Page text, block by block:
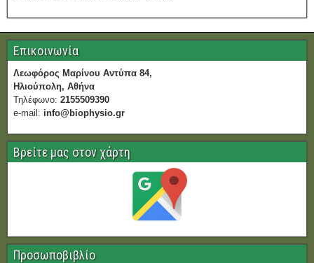
Επικοινωνία
Λεωφόρος Μαρίνου Αντύπα 84,
Ηλιούπολη, Αθήνα
Τηλέφωνο: 2155509390
e-mail: info@biophysio.gr
Βρείτε μας στον χάρτη
Προσωποβιβλίο